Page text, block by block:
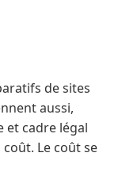
de sites
aussi,
et cadre légal
Le coût se